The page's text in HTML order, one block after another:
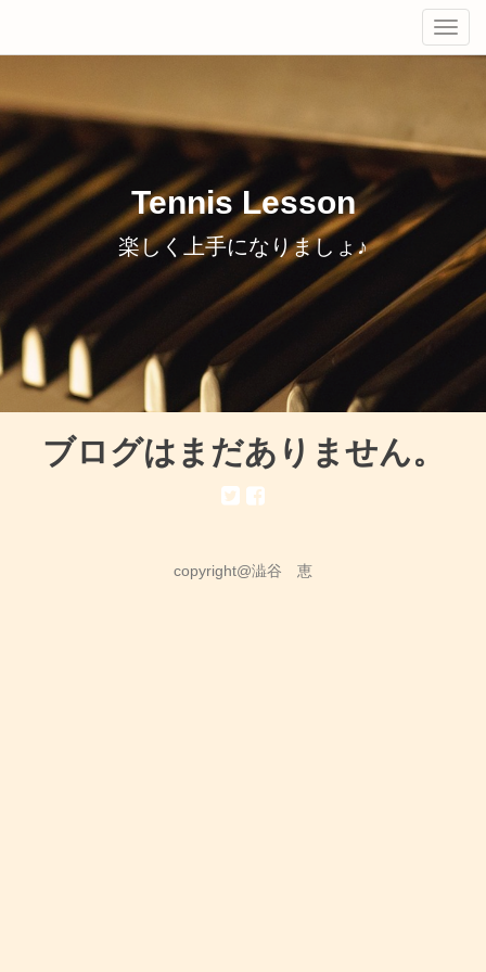
Tennis Lesson
楽しく上手になりましょ♪
ブログはまだありません。
copyright@澁谷 恵